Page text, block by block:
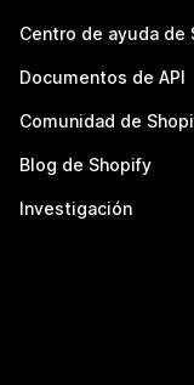
Centro de ayuda de
Documentos de API
Comunidad de
Blog de Shopify
Investigación